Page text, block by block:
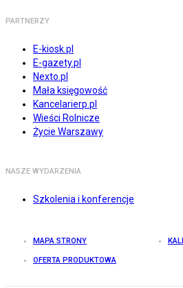
PARTNERZY
E-kiosk.pl
E-gazety.pl
Nexto.pl
Mała księgowość
Kancelarierp.pl
Wieści Rolnicze
Życie Warszawy
NASZE WYDARZENIA
Szkolenia i konferencje
MAPA STRONY
OFERTA PRODUKTOWA